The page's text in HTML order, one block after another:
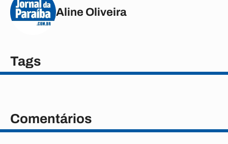
Aline Oliveira
Tags
Comentários